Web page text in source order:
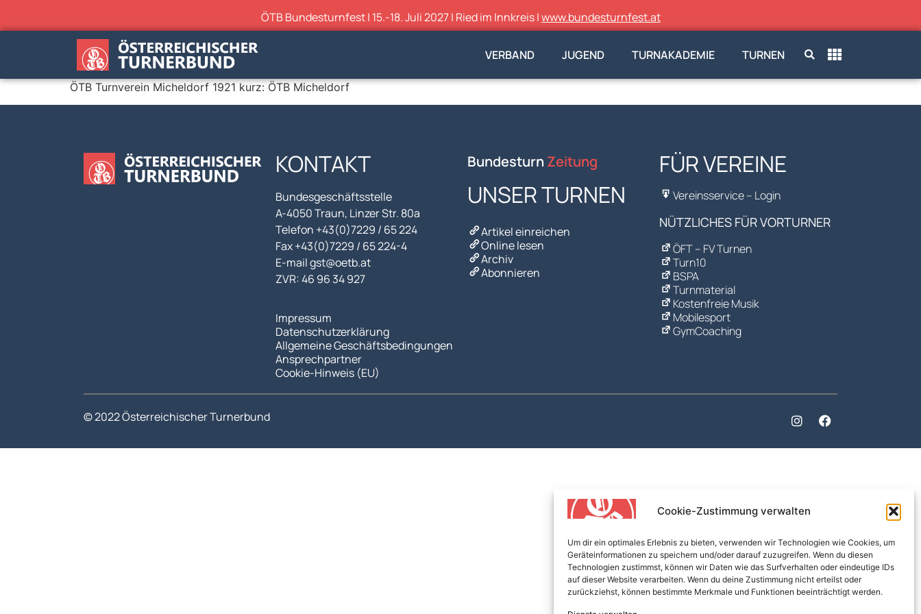
Cookie-Zustimmung verwalten
Um dir ein optimales Erlebnis zu bieten, verwenden wir Technologien wie Cookies, um
Geräteinformationen zu speichern und/oder darauf zuzugreifen. Wenn du diesen
Technologien zustimmst, können wir Daten wie das Surfverhalten oder eindeutige IDs
auf dieser Website verarbeiten. Wenn du deine Zustimmung nicht erteilst oder
zurückziehst, können bestimmte Merkmale und Funktionen beeinträchtigt werden.
ÖTB Bundesturnfest | 15.-18. Juli 2027 | Ried im Innkreis |www.bundesturnfest.at
VERBAND JUGEND TURNAKADEMIE TURNEN
ÖTB Turnverein Micheldorf 1921 kurz: ÖTB Micheldorf
KONTAKT
Bundesgeschäftsstelle
A-4050 Traun, Linzer Str. 80a
Telefon +43(0)7229 / 65 224
Fax +43(0)7229 / 65 224-4
E-mail gst@oetb.at
ZVR: 46 96 34 927
Impressum
Datenschutzerklärung
Allgemeine Geschäftsbedingungen
Ansprechpartner
Cookie-Hinweis (EU)
Bundesturn Zeitung
UNSER TURNEN
Artikel einreichen
Online lesen
Archiv
Abonnieren
FÜR VEREINE
Vereinsservice – Login
NÜTZLICHES FÜR VORTURNER
ÖFT – FV Turnen
Turn10
BSPA
Turnmaterial
Kostenfreie Musik
Mobilesport
GymCoaching
© 2022 Österreichischer Turnerbund